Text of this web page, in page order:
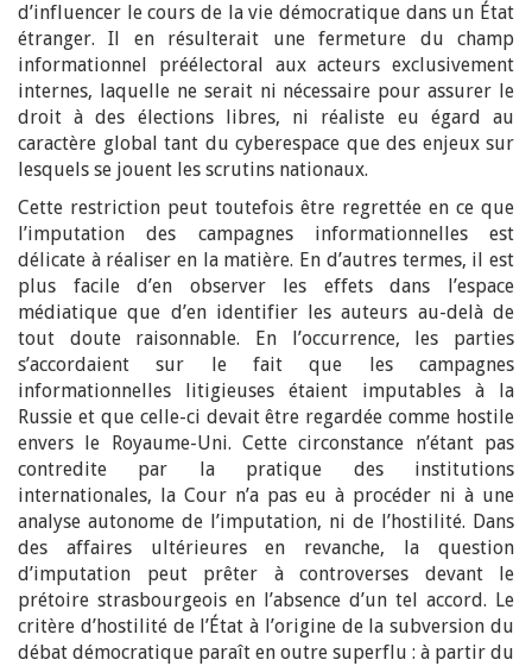
d’influencer le cours de la vie démocratique dans un État
étranger. Il en résulterait une fermeture du champ
informationnel préélectoral aux acteurs exclusivement
internes, laquelle ne serait ni nécessaire pour assurer le
droit à des élections libres, ni réaliste eu égard au
caractère global tant du cyberespace que des enjeux sur
lesquels se jouent les scrutins nationaux.
Cette restriction peut toutefois être regrettée en ce que
l’imputation des campagnes informationnelles est
délicate à réaliser en la matière. En d’autres termes, il est
plus facile d’en observer les effets dans l’espace
médiatique que d’en identifier les auteurs au-delà de
tout doute raisonnable. En l’occurrence, les parties
s’accordaient sur le fait que les campagnes
informationnelles litigieuses étaient imputables à la
Russie et que celle-ci devait être regardée comme hostile
envers le Royaume-Uni. Cette circonstance n’étant pas
contredite par la pratique des institutions
internationales, la Cour n’a pas eu à procéder ni à une
analyse autonome de l’imputation, ni de l’hostilité. Dans
des affaires ultérieures en revanche, la question
d’imputation peut prêter à controverses devant le
prétoire strasbourgeois en l’absence d’un tel accord. Le
critère d’hostilité de l’État à l’origine de la subversion du
débat démocratique paraît en outre superflu : à partir du